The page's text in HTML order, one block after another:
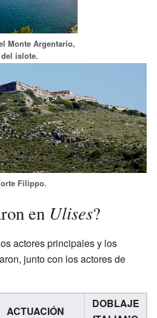
Monte Argentario,
islote.
Filippo.
en Ulises?
actores principales y los
junto con los actores de
ACTUACIÓN
DOBLAJE